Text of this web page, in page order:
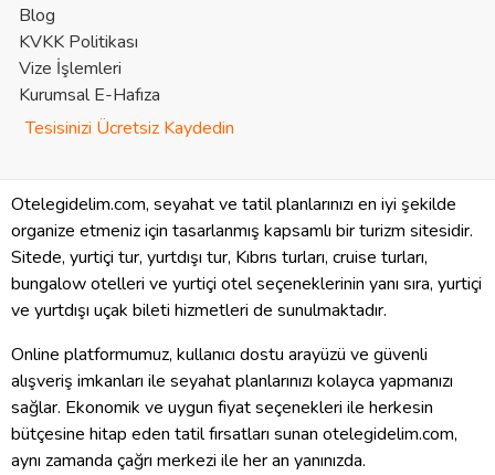
Blog
KVKK Politikası
Vize İşlemleri
Kurumsal E-Hafıza
Tesisinizi Ücretsiz Kaydedin
Otelegidelim.com, seyahat ve tatil planlarınızı en iyi şekilde
organize etmeniz için tasarlanmış kapsamlı bir turizm sitesidir.
Sitede, yurtiçi tur, yurtdışı tur, Kıbrıs turları, cruise turları,
bungalow otelleri ve yurtiçi otel seçeneklerinin yanı sıra, yurtiçi
ve yurtdışı uçak bileti hizmetleri de sunulmaktadır.
Online platformumuz, kullanıcı dostu arayüzü ve güvenli
alışveriş imkanları ile seyahat planlarınızı kolayca yapmanızı
sağlar. Ekonomik ve uygun fiyat seçenekleri ile herkesin
bütçesine hitap eden tatil fırsatları sunan otelegidelim.com,
aynı zamanda çağrı merkezi ile her an yanınızda.